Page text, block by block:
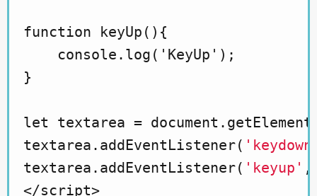
function keyUp(){
    console.log('KeyUp');
}
let textarea =
textarea.addEventListener(
textarea.addEventListener( 'keyup' ,